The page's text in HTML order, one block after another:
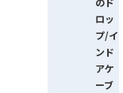
ロッ
プ/イ
ンド
アケ
ーブ